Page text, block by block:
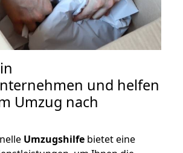
und helfen
Umzug nach
Umzugshilfe bietet eine